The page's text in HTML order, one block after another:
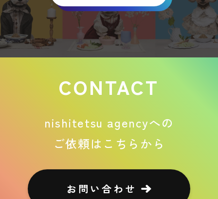
CONTACT
nishitetsu agencyへの
ご依頼はこちらから
お問い合わせ